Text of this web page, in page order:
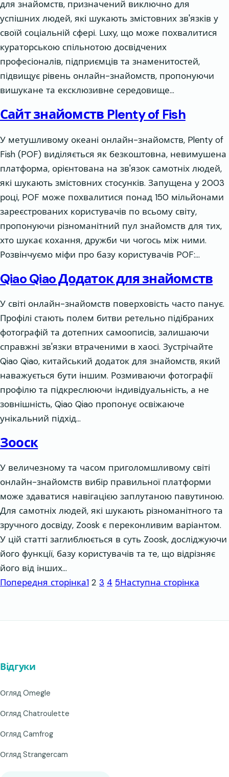
для знайомств, призначений виключно для
успішних людей, які шукають змістовних зв'язків у
своїй соціальній сфері. Luxy, що може похвалитися
кураторською спільнотою досвідчених
професіоналів, підприємців та знаменитостей,
підвищує рівень онлайн-знайомств, пропонуючи
вишукане та ексклюзивне середовище…
Сайт знайомств Plenty of Fish
У метушливому океані онлайн-знайомств, Plenty of
Fish (POF) виділяється як безкоштовна, невимушена
платформа, орієнтована на зв'язок самотніх людей,
які шукають змістовних стосунків. Запущена у 2003
році, POF може похвалитися понад 150 мільйонами
зареєстрованих користувачів по всьому світу,
пропонуючи різноманітний пул знайомств для тих,
хто шукає кохання, дружби чи чогось між ними.
Розвінчуємо міфи про базу користувачів POF:…
Qiao Qiao Додаток для знайомств
У світі онлайн-знайомств поверховість часто панує.
Профілі стають полем битви ретельно підібраних
фотографій та дотепних самоописів, залишаючи
справжні зв'язки втраченими в хаосі. Зустрічайте
Qiao Qiao, китайський додаток для знайомств, який
наважується бути іншим. Розмиваючи фотографії
профілю та підкреслюючи індивідуальність, а не
зовнішність, Qiao Qiao пропонує освіжаюче
унікальний підхід…
Зооск
У величезному та часом приголомшливому світі
онлайн-знайомств вибір правильної платформи
може здаватися навігацією заплутаною павутиною.
Для самотніх людей, які шукають різноманітного та
зручного досвіду, Zoosk є переконливим варіантом.
У цій статті заглиблюється в суть Zoosk, досліджуючи
його функції, базу користувачів та те, що відрізняє
його від інших…
Попередня сторінка1 2 3 4 5Наступна сторінка
Відгуки
Огляд Omegle
Огляд Chatroulette
Огляд Camfrog
Огляд Strangercam